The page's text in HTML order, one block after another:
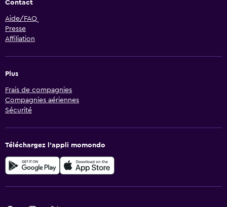
Contact
Aide/FAQ
Presse
Affiliation
Plus
Frais de compagnies
Compagnies aériennes
Sécurité
Téléchargez l’appli momondo